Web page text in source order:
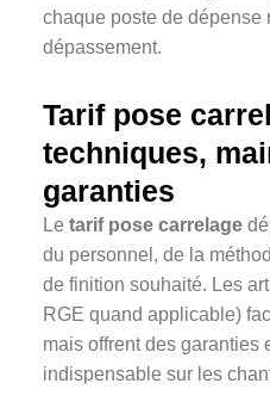
chaque poste de dépense
dépassement.
Tarif pose
techniques,
garanties
Le tarif pose carrelage
du personnel, de la
de finition souhaité. Les
RGE quand applicable)
mais offrent des garanties
indispensable sur les